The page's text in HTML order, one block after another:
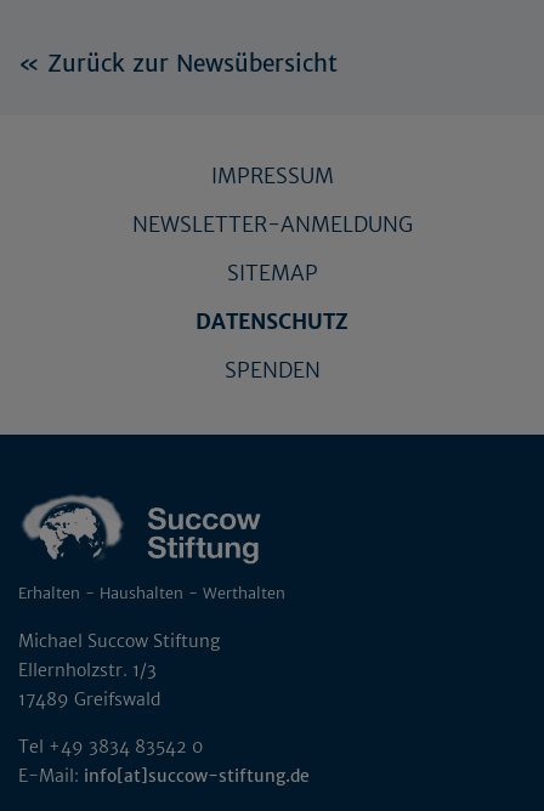
« Zurück zur Newsübersicht
IMPRESSUM
NEWSLETTER-ANMELDUNG
SITEMAP
DATENSCHUTZ
SPENDEN
Erhalten - Haushalten - Werthalten
Michael Succow Stiftung
Ellernholzstr. 1/3
17489 Greifswald
Tel +49 3834 83542 0
E-Mail: info[at]succow-stiftung.de